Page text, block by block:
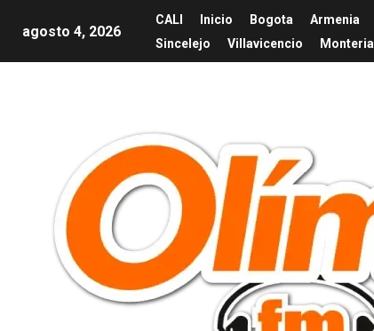
agosto 4, 2026
CALI Inicio Bogota Armenia
Sincelejo
Villavicencio Monteria